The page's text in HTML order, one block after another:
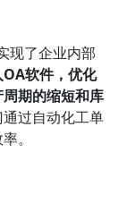
现了企业内部
软件，优化
期的缩短和库
过自动化工单
。